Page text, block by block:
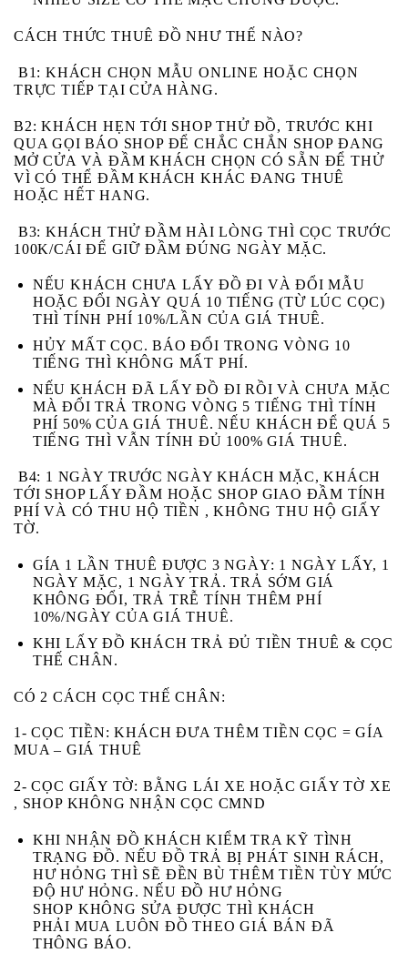
CÁCH THỨC THUÊ ĐỒ NHƯ THẾ NÀO?
B1: KHÁCH CHỌN MẪU ONLINE HOẶC CHỌN
TRỰC TIẾP TẠI CỬA HÀNG.
B2: KHÁCH HẸN TỚI SHOP THỬ ĐỒ, TRƯỚC KHI
QUA GỌI BÁO SHOP ĐỂ CHẮC CHẮN SHOP ĐANG
MỞ CỬA VÀ ĐẦM KHÁCH CHỌN CÓ SẴN ĐỂ THỬ
VÌ CÓ THỂ ĐẦM KHÁCH KHÁC ĐANG THUÊ
HOẶC HẾT HANG.
B3: KHÁCH THỬ ĐẦM HÀI LÒNG THÌ CỌC TRƯỚC
100K/CÁI ĐỂ GIỮ ĐẦM ĐÚNG NGÀY MẶC.
NẾU KHÁCH CHƯA LẤY ĐỒ ĐI VÀĐỔI MẪU
HOẶC ĐỔI NGÀY QUÁ 10 TIẾNG (TỪ LÚC CỌC)
THÌ TÍNH PHÍ 10%/LẦN CỦA GIÁ THUÊ.
HỦY MẤT CỌC. BÁO ĐỔI TRONG VÒNG 10
TIẾNG THÌ KHÔNG MẤT PHÍ.
NẾU KHÁCH ĐÃLẤY ĐỒ ĐI RỒI VÀ CHƯA MẶC
MÀ ĐỔI TRẢ TRONG VÒNG 5 TIẾNG THÌ TÍNH
PHÍ 50% CỦA GIÁ THUÊ. NẾU KHÁCH ĐỂ QUÁ 5
TIẾNG THÌ VẪN TÍNH ĐỦ 100% GIÁ THUÊ.
B4: 1 NGÀY TRƯỚC NGÀY KHÁCH MẶC, KHÁCH
TỚI SHOP LẤY ĐẦM HOẶC SHOP GIAO ĐẦM TÍNH
PHÍ VÀ CÓ THU HỘ TIỀN , KHÔNG THU HỘ GIẤY
TỜ.
GÍA 1 LẦN THUÊ ĐƯỢC 3 NGÀY: 1 NGÀY LẤY, 1
NGÀY MẶC, 1 NGÀY TRẢ. TRẢ SỚM GIÁ
KHÔNG ĐỔI, TRẢ TRỄ TÍNH THÊM PHÍ
10%/NGÀY CỦA GIÁ THUÊ.
KHI LẤY ĐỒ KHÁCHTRẢ ĐỦ TIỀN THUÊ & CỌC
THẾ CHÂN.
CÓ 2 CÁCH CỌC THẾ CHÂN:
1- CỌC TIỀN: KHÁCH ĐƯA THÊM TIỀN CỌC = GÍA
MUA – GIÁ THUÊ
2- CỌC GIẤY TỜ: BẰNG LÁI XE HOẶC GIẤY TỜ XE
, SHOP KHÔNG NHẬN CỌC CMND
KHI NHẬN ĐỒ KHÁCHKIỂM TRA KỸ TÌNH
TRẠNG ĐỒ. NẾU ĐỒ TRẢ BỊ PHÁT SINH RÁCH,
HƯ HỎNG THÌ SẼ ĐỀN BÙ THÊM TIỀN TÙY MỨC
ĐỘ HƯ HỎNG. NẾU ĐỒ HƯ HỎNG
SHOP KHÔNG SỬA ĐƯỢC THÌ KHÁCH
PHẢI MUA LUÔN ĐỒ THEO GIÁ BÁN ĐÃ
THÔNG BÁO.